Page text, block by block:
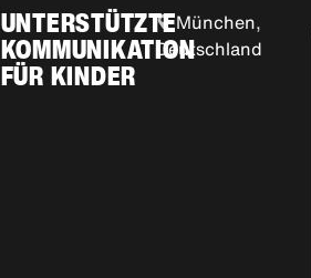
UNTERSTÜTZTE
KOMMUNIKATION
FÜR KINDER
München,
Deutschland